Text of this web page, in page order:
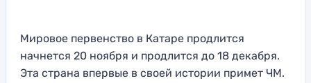
Мировое первенство в Катаре продлится
начнется 20 ноября и продлится до 18 декабря.
Эта страна впервые в своей истории примет ЧМ.